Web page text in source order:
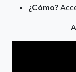
¿Cómo?